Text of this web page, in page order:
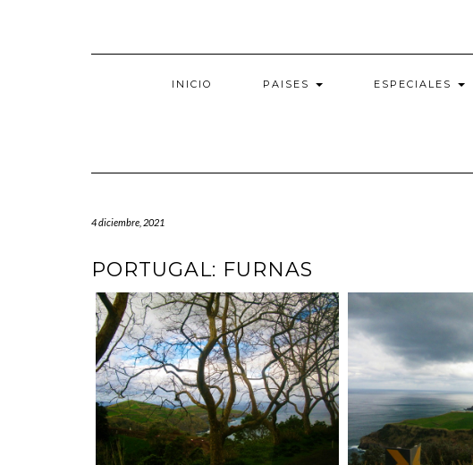
INICIO PAISES ESPECIALES
4 diciembre, 2021
PORTUGAL: FURNAS